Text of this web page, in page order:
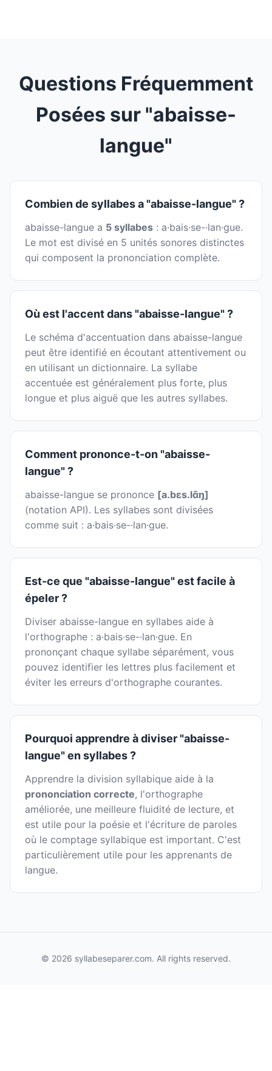
Questions Fréquemment
Posées sur "abaisse-
langue"
Combien de syllabes a "abaisse-langue" ?
abaisse-langue a 5 syllabes : a·bais·se-·lan·gue.
Le mot est divisé en 5 unités sonores distinctes
qui composent la prononciation complète.
Où est l'accent dans "abaisse-langue" ?
Le schéma d'accentuation dans abaisse-langue
peut être identifié en écoutant attentivement ou
en utilisant un dictionnaire. La syllabe
accentuée est généralement plus forte, plus
longue et plus aiguë que les autres syllabes.
Comment prononce-t-on "abaisse-
langue" ?
abaisse-langue se prononce [a.bɛs.lɑ̃ŋ]
(notation API). Les syllabes sont divisées
comme suit : a·bais·se-·lan·gue.
Est-ce que "abaisse-langue" est facile à
épeler ?
Diviser abaisse-langue en syllabes aide à
l'orthographe : a·bais·se-·lan·gue. En
prononçant chaque syllabe séparément, vous
pouvez identifier les lettres plus facilement et
éviter les erreurs d'orthographe courantes.
Pourquoi apprendre à diviser "abaisse-
langue" en syllabes ?
Apprendre la division syllabique aide à la
prononciation correcte, l'orthographe
améliorée, une meilleure fluidité de lecture, et
est utile pour la poésie et l'écriture de paroles
où le comptage syllabique est important. C'est
particulièrement utile pour les apprenants de
langue.
© 2026 syllabeseparer.com. All rights reserved.